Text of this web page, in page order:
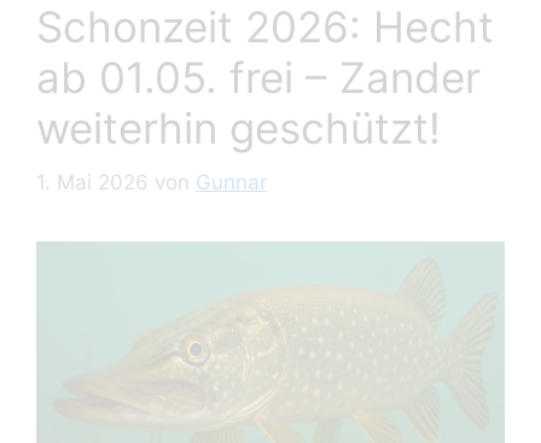
Schonzeit 2026: Hecht
ab 01.05. frei – Zander
weiterhin geschützt!
1. Mai 2026 von Gunnar